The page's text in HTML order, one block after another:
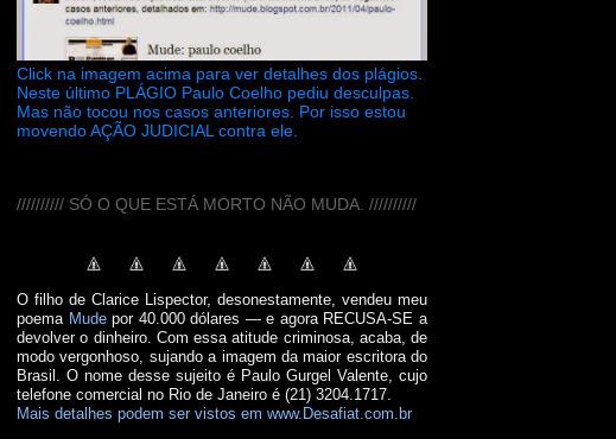
Click na imagem acima para ver detalhes dos plágios.
Neste último PLÁGIO Paulo Coelho pediu desculpas.
Mas não tocou nos casos anteriores. Por isso estou
movendo AÇÃO JUDICIAL contra ele.
////////// SÓ O QUE ESTÁ MORTO NÃO MUDA. //////////
O filho de Clarice Lispector, desonestamente, vendeu meu
poema Mudepor 40.000 dólares — e agora RECUSA-SE a
devolver o dinheiro. Com essa atitude criminosa, acaba, de
modo vergonhoso, sujando a imagem da maior escritora do
Brasil. O nome desse sujeito é Paulo Gurgel Valente, cujo
telefone comercial no Rio de Janeiro é (21) 3204.1717.
Mais detalhes podem ser vistos em www.Desafiat.com.br